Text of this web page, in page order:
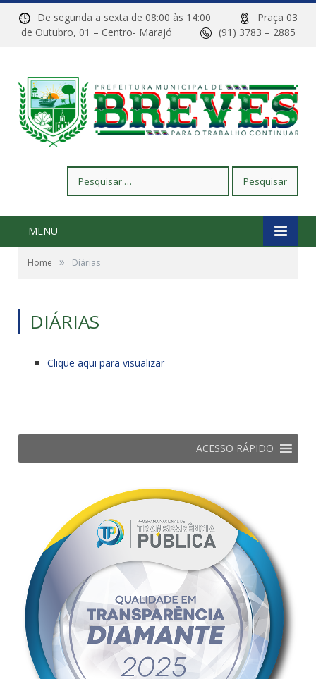
De segunda a sexta de 08:00 às 14:00
Praça 03
de Outubro, 01 – Centro- Marajó
(91) 3783 – 2885
por:
MENU
Home » Diárias
DIÁRIAS
Clique aqui para visualizar
ACESSO RÁPIDO